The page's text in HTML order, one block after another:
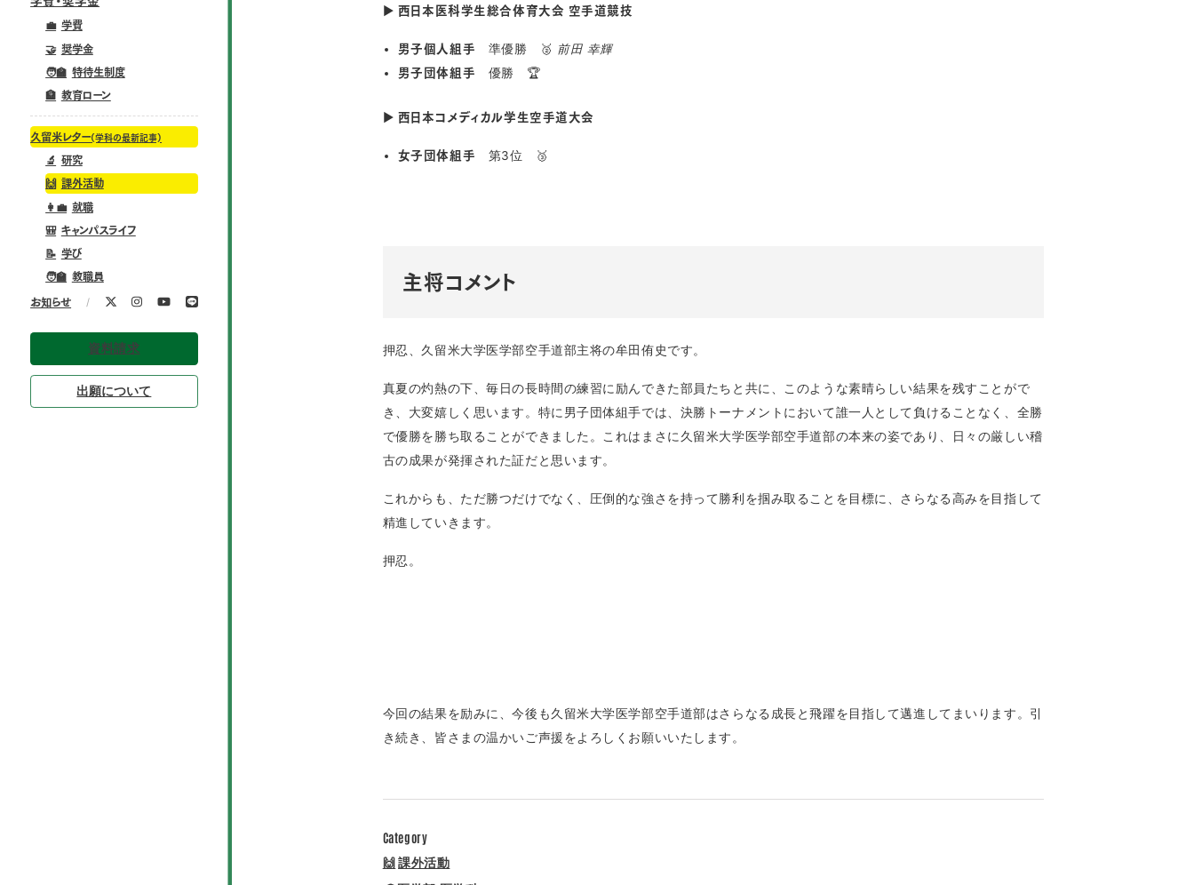
💼 学費
🤝 奨学金
🧑‍🏫 特待生制度
🏦 教育ローン
久留米レター(学科の最新記事)
🔬 研究
🙌 課外活動
👩‍💼 就職
🎒 キャンパスライフ
📝 学び
🧑‍🏫 教職員
お知らせ /
資料請求
出願について
▶ 西日本医科学生総合体育大会 空手道競技
男子個人組手 準優勝 🥈 前田 幸輝
男子団体組手 優勝 🏆
▶ 西日本コメディカル学生空手道大会
女子団体組手 第3位 🥉
主将コメント
押忍、久留米大学医学部空手道部主将の牟田侑史です。
真夏の灼熱の下、毎日の長時間の練習に励んできた部員たちと共に、このような素晴らしい結果を残すことがで
き、大変嬉しく思います。特に男子団体組手では、決勝トーナメントにおいて誰一人として負けることなく、全勝
で優勝を勝ち取ることができました。これはまさに久留米大学医学部空手道部の本来の姿であり、日々の厳しい稽
古の成果が発揮された証だと思います。
これからも、ただ勝つだけでなく、圧倒的な強さを持って勝利を掴み取ることを目標に、さらなる高みを目指して
精進していきます。
押忍。
今回の結果を励みに、今後も久留米大学医学部空手道部はさらなる成長と飛躍を目指して邁進してまいります。引
き続き、皆さまの温かいご声援をよろしくお願いいたします。
Category
🙌 課外活動